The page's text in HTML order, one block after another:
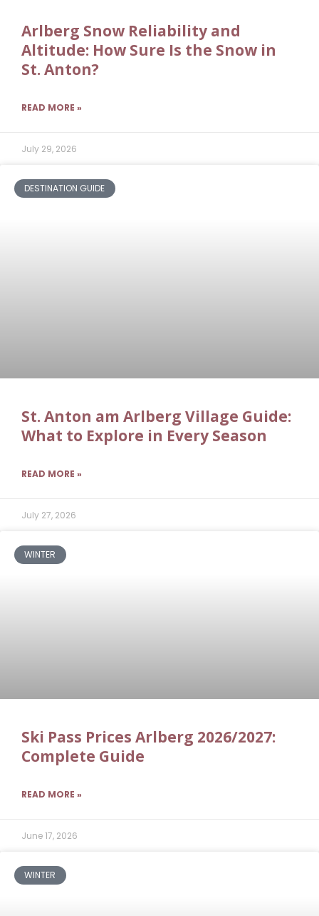
Arlberg Snow Reliability and
Altitude: How Sure Is the Snow in
St. Anton?
READ MORE »
July 29, 2026
DESTINATION GUIDE
St. Anton am Arlberg Village Guide:
What to Explore in Every Season
READ MORE »
July 27, 2026
WINTER
Ski Pass Prices Arlberg 2026/2027:
Complete Guide
READ MORE »
June 17, 2026
WINTER